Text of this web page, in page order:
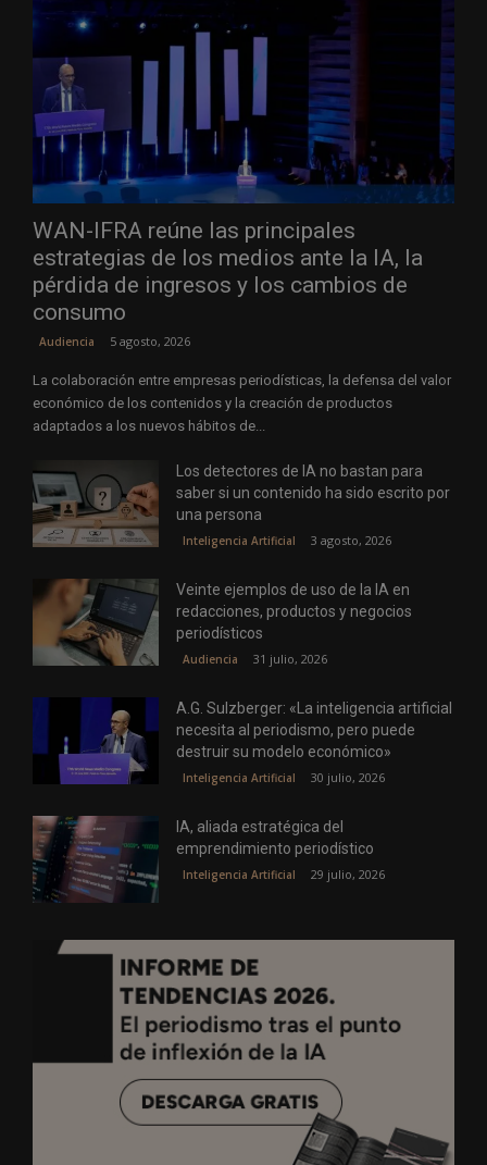
WAN-IFRA reúne las principales
estrategias de los medios ante la IA, la
pérdida de ingresos y los cambios de
consumo
Audiencia 5 agosto, 2026
La colaboración entre empresas periodísticas, la defensa del valor
económico de los contenidos y la creación de productos
adaptados a los nuevos hábitos de...
Los detectores de IA no bastan para
saber si un contenido ha sido escrito por
una persona
Inteligencia Artificial 3 agosto, 2026
Veinte ejemplos de uso de la IA en
redacciones, productos y negocios
periodísticos
Audiencia 31 julio, 2026
A.G. Sulzberger: «La inteligencia artificial
necesita al periodismo, pero puede
destruir su modelo económico»
Inteligencia Artificial 30 julio, 2026
IA, aliada estratégica del
emprendimiento periodístico
Inteligencia Artificial 29 julio, 2026